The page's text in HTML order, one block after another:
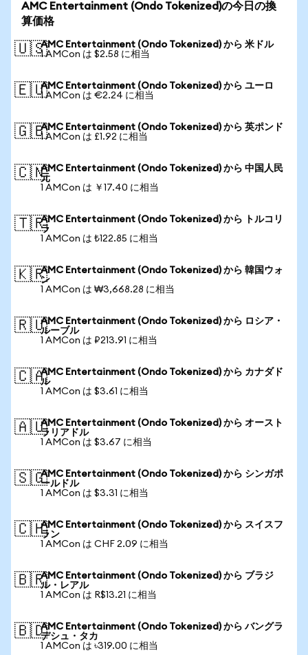
AMC Entertainment (Ondo Tokenized)の今日の換
算価格
🇺🇸AMC Entertainment (Ondo Tokenized) から 米ドル
1 AMCon は $2.58 に相当
🇪🇺AMC Entertainment (Ondo Tokenized) から ユーロ
1 AMCon は €2.24 に相当
🇬🇧AMC Entertainment (Ondo Tokenized) から 英ポンド
1 AMCon は £1.92 に相当
🇨🇳AMC Entertainment (Ondo Tokenized) から 中国人民
元
1 AMCon は ￥17.40 に相当
🇹🇷AMC Entertainment (Ondo Tokenized) から トルコリ
ラ
1 AMCon は ₺122.85 に相当
🇰🇷AMC Entertainment (Ondo Tokenized) から 韓国ウォ
ン
1 AMCon は ₩3,668.28 に相当
🇷🇺AMC Entertainment (Ondo Tokenized) から ロシア・
ルーブル
1 AMCon は ₽213.91 に相当
🇨🇦AMC Entertainment (Ondo Tokenized) から カナダド
ル
1 AMCon は $3.61 に相当
🇦🇺AMC Entertainment (Ondo Tokenized) から オースト
ラリアドル
1 AMCon は $3.67 に相当
🇸🇬AMC Entertainment (Ondo Tokenized) から シンガポ
ールドル
1 AMCon は $3.31 に相当
🇨🇭AMC Entertainment (Ondo Tokenized) から スイスフ
ラン
1 AMCon は CHF 2.09 に相当
🇧🇷AMC Entertainment (Ondo Tokenized) から ブラジ
ル・レアル
1 AMCon は R$13.21 に相当
🇧🇩AMC Entertainment (Ondo Tokenized) から バングラ
デシュ・タカ
1 AMCon は ৳319.00 に相当